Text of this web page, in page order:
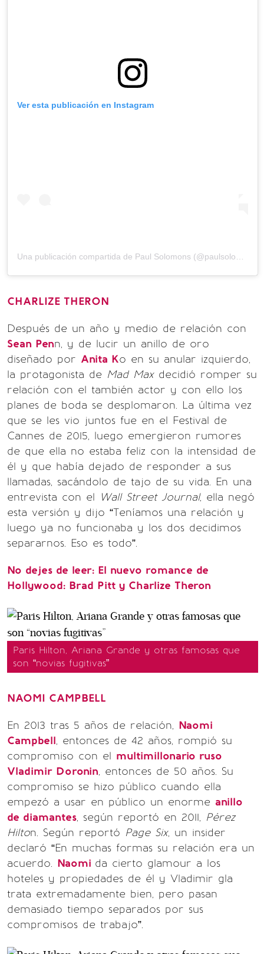
Ver esta publicación en Instagram
Una publicación compartida de Paul Solomons (@paulsolomonsgq) el
CHARLIZE THERON
Después de un año y medio de relación con
Sean Penn, y de lucir un anillo de oro
diseñado por Anita Ko en su anular izquierdo,
la protagonista de Mad Max decidió romper su
relación con el también actor y con ello los
planes de boda se desplomaron. La última vez
que se les vio juntos fue en el Festival de
Cannes de 2015, luego emergieron rumores
de que ella no estaba feliz con la intensidad de
él y que había dejado de responder a sus
llamadas, sacándolo de tajo de su vida. En una
entrevista con el Wall Street Journal, ella negó
esta versión y dijo “Teníamos una relación y
luego ya no funcionaba y los dos decidimos
separarnos. Eso es todo”.
No dejes de leer: El nuevo romance de
Hollywood: Brad Pitt y Charlize Theron
Paris Hilton, Ariana Grande y otras famosas que
son “novias fugitivas”
NAOMI CAMPBELL
En 2013 tras 5 años de relación, Naomi
Campbell, entonces de 42 años, rompió su
compromiso con el multimillonario ruso
Vladimir Doronin, entonces de 50 años. Su
compromiso se hizo público cuando ella
empezó a usar en público un enorme anillo
de diamantes, según reportó en 2011, Pérez
Hilton. Según reportó Page Six, un insider
declaró “En muchas formas su relación era un
acuerdo. Naomi da cierto glamour a los
hoteles y propiedades de él y Vladimir gla
trata extremadamente bien, pero pasan
demasiado tiempo separados por sus
compromisos de trabajo”.